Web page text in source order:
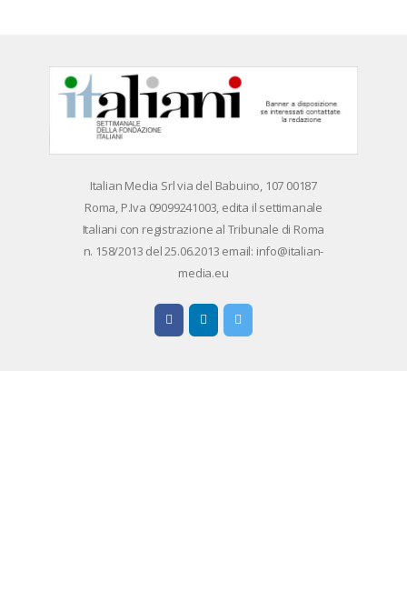
Devi essereconnessoper inviare un
commento.
Ita­lian Me­dia Srl via del Ba­bui­no, 107 00187
Roma, P.Iva 09099241003, edi­ta il set­ti­ma­na­le
Ita­lia­ni con re­gi­stra­zio­ne al Tri­bu­na­le di Roma
n. 158/​2013 del 25.06.2013 email: info@ita­lian­
me­dia.eu